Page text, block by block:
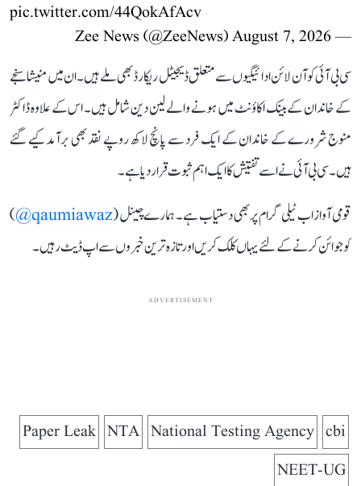
pic.twitter.com/44QokAfAcv
— Zee News (@ZeeNews)
August 7, 2026
سی بی آئی کو آن لائن ادائیگیوں سے متعلق ڈیجیٹل ریکارڈ بھی ملے ہیں۔ ان میں منیشا سنجے
کے خاندان کے بینک اکاؤنٹ میں ہونے والے لین دین شامل ہیں۔ اس کے علاوہ ڈاکٹر
منوج شرورے کے خاندان کے ایک فرد سے پانچ لاکھ روپے نقد بھی برآمد کیے گئے
ہیں۔ سی بی آئی نے اسے تفتیش کا ایک اہم ثبوت قرار دیا ہے۔
قومی آواز اب ٹیلی گرام پر بھی دستیاب ہے۔ ہمارے چینل (qaumiawaz@
)
کو جوائن کرنے کے لئے یہاں کلک کریں اور تازہ ترین خبروں سے اپ ڈیٹ رہیں۔
ADVERTISEMENT
cbi
National Testing Agency
NTA
Paper Leak
NEET-UG